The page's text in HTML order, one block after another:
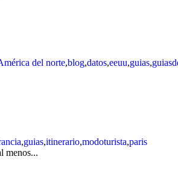
del norte,blog,datos,eeuu,guias,
,guias,itinerario,modoturista,paris
menos...